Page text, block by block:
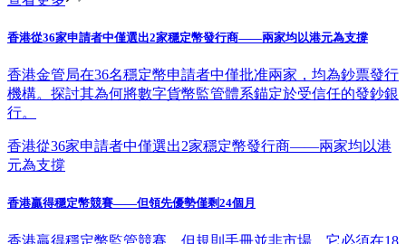
香港從36家申請者中僅選出2家穩定幣發行商——兩家均以港元為支撐
香港金管局在36名穩定幣申請者中僅批准兩家，均為鈔票發行
機構。探討其為何將數字貨幣監管體系錨定於受信任的發鈔銀
行。
香港從36家申請者中僅選出2家穩定幣發行商——兩家均以港
元為支撐
香港贏得穩定幣競賽——但領先優勢僅剩24個月
香港贏得穩定幣監管競賽，但規則手冊並非市場。它必須在18